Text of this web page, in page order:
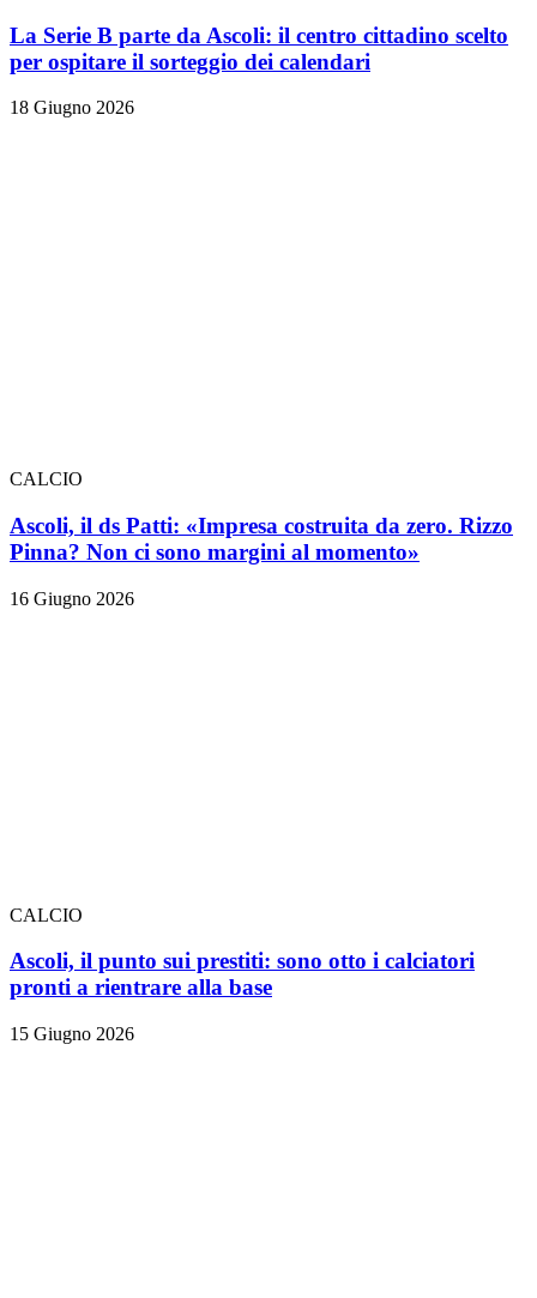
La Serie B parte da Ascoli: il centro cittadino scelto
per ospitare il sorteggio dei calendari
18 Giugno 2026
CALCIO
Ascoli, il ds Patti: «Impresa costruita da zero. Rizzo
Pinna? Non ci sono margini al momento»
16 Giugno 2026
CALCIO
Ascoli, il punto sui prestiti: sono otto i calciatori
pronti a rientrare alla base
15 Giugno 2026